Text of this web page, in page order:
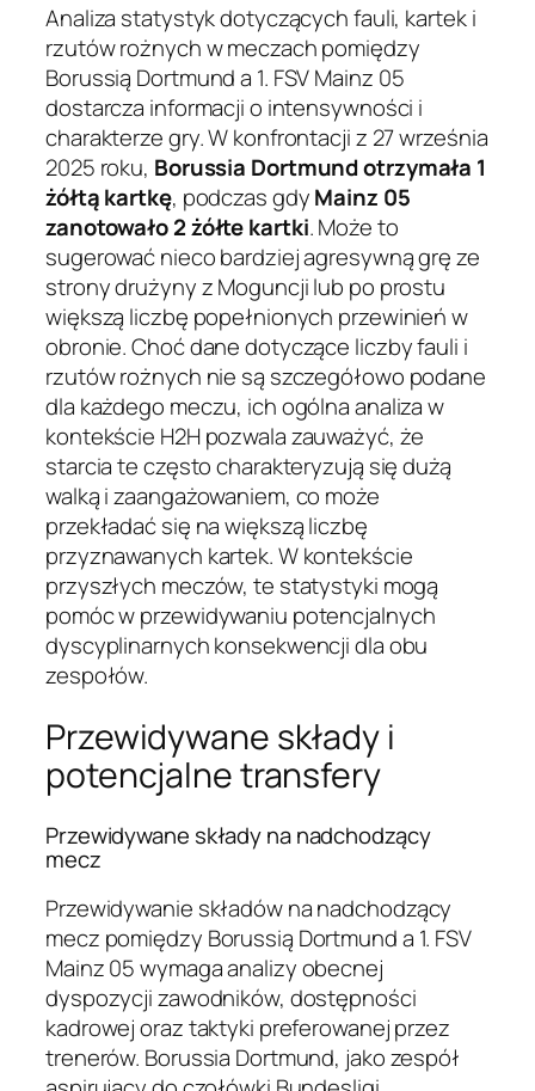
Analiza statystyk dotyczących fauli, kartek i
rzutów rożnych w meczach pomiędzy
Borussią Dortmund a 1. FSV Mainz 05
dostarcza informacji o intensywności i
charakterze gry. W konfrontacji z 27 września
2025 roku, Borussia Dortmund otrzymała 1
żółtą kartkę, podczas gdyMainz 05
zanotowało 2 żółte kartki. Może to
sugerować nieco bardziej agresywną grę ze
strony drużyny z Moguncji lub po prostu
większą liczbę popełnionych przewinień w
obronie. Choć dane dotyczące liczby fauli i
rzutów rożnych nie są szczegółowo podane
dla każdego meczu, ich ogólna analiza w
kontekście H2H pozwala zauważyć, że
starcia te często charakteryzują się dużą
walką i zaangażowaniem, co może
przekładać się na większą liczbę
przyznawanych kartek. W kontekście
przyszłych meczów, te statystyki mogą
pomóc w przewidywaniu potencjalnych
dyscyplinarnych konsekwencji dla obu
zespołów.
Przewidywane składy i
potencjalne transfery
Przewidywane składy na nadchodzący
mecz
Przewidywanie składów na nadchodzący
mecz pomiędzy Borussią Dortmund a 1. FSV
Mainz 05 wymaga analizy obecnej
dyspozycji zawodników, dostępności
kadrowej oraz taktyki preferowanej przez
trenerów. Borussia Dortmund, jako zespół